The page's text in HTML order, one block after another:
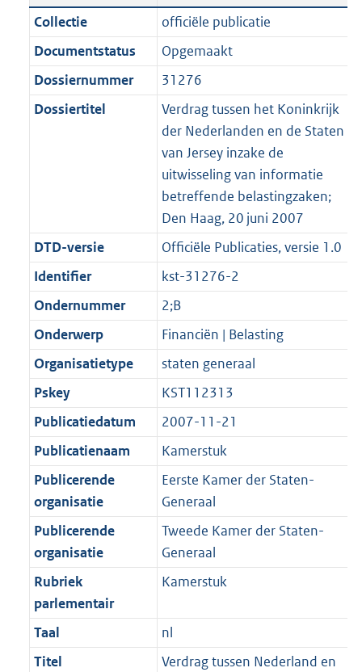
t
e
i
n
a
t
:
9
K
b
a
i
e
i
a
a
t
e
5
K
b
c
t
i
e
m
a
a
t
t
:
3
K
n
d
s
r
o
o
t
t
e
:
2
K
b
a
n
d
g
r
o
o
t
t
e
:
2
K
b
Collectie
officiële publicatie
Documentstatus
Opgemaakt
Dossiernummer
31276
Dossiertitel
Verdrag tussen het Koninkrijk
der Nederlanden en de Staten
van Jersey inzake de
uitwisseling van informatie
betreffende belastingzaken;
Den Haag, 20 juni 2007
DTD-versie
Officiële Publicaties, versie 1.0
Identifier
kst-31276-2
Ondernummer
2;B
Onderwerp
Financiën | Belasting
Organisatietype
staten generaal
Pskey
KST112313
Publicatiedatum
2007-11-21
Publicatienaam
Kamerstuk
Publicerende
organisatie
Eerste Kamer der Staten-
Generaal
Publicerende
organisatie
Tweede Kamer der Staten-
Generaal
Rubriek
parlementair
Kamerstuk
Taal
nl
Titel
Verdrag tussen Nederland en